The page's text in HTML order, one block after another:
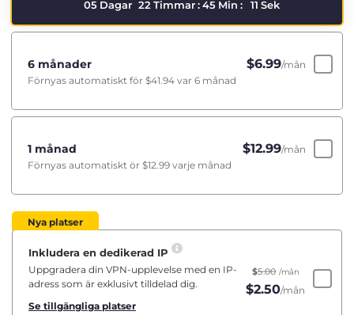
05 Dagar 22 Timmar : 45 Min : 10 Sek
6 månader $6.99/mån
Förnyas automatiskt för $41.94 var 6 månad
1 månad $12.99/mån
Förnyas automatiskt ör $12.99 varje månad
Nya platser
Inkludera en dedikerad IP
Uppgradera din VPN-upplevelse med en IP-
adress som är exklusivt tilldelad dig.
Se tillgängliga platser
$5.00 /mån
$2.50/mån